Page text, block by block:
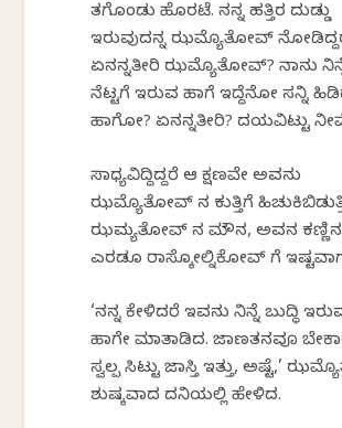
ತಗೊಂಡು ಹೊರಟೆ. ನನ್ನ ಹತ್ತಿರ ದುಡ್ಡು
ಇರುವುದನ್ನ ಝಮ್ಯೊತೋವ್
ಏನನ್ನತೀರಿ ಝಮ್ಯೊತೋವ್? ನಾನು
ನೆಟ್ಟಗೆ ಇರುವ ಹಾಗೆ ಇದ್ದೆನೋ ಸನ್ನಿ
ಹಾಗೋ? ಏನನ್ನತೀರಿ? ದಯವಿಟ್ಟು
ಸಾಧ್ಯವಿದ್ದಿದ್ದರೆ ಆ ಕ್ಷಣವೇ ಅವನು
ಝಮ್ಯೊತೋವ್‍ ನ ಕುತ್ತಿಗೆ
ಝಮ್ಯತೋವ್‍ ನ ಮೌನ, ಅವನ
ಎರಡೂ ರಾಸ್ಕೋಲ್ನಿಕೋವ್‍ ಗೆ
‘ನನ್ನ ಕೇಳಿದರೆ ಇವನು ನಿನ್ನೆ ಬುದ್ಧಿ
ಹಾಗೇ ಮಾತಾಡಿದ. ಜಾಣತನವೂ
ಸ್ವಲ್ಪ ಸಿಟ್ಟು ಜಾಸ್ತಿ ಇತ್ತು, ಅಷ್ಟೆ,’
ಶುಷ್ಕವಾದ ದನಿಯಲ್ಲಿ ಹೇಳಿದ.